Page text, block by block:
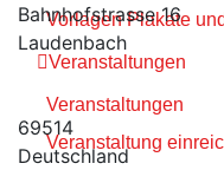
Vorlagen Plakate
Veranstaltungen
Veranstaltungen
Veranstaltung
Bahnhofstrasse 16
Laudenbach
69514
Deutschland